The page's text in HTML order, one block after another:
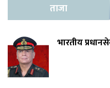
ताजा
भारतीय